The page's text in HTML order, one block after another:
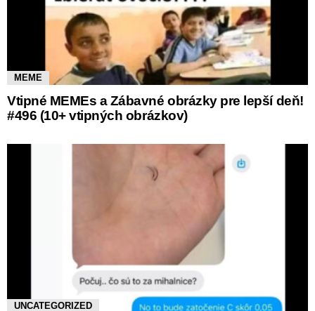
MEME
Vtipné MEMEs a Zábavné obrázky pre lepší deň!
#496 (10+ vtipných obrázkov)
UNCATEGORIZED